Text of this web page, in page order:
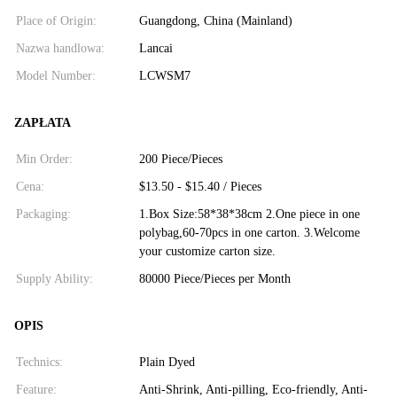
Place of Origin: Guangdong, China (Mainland)
Nazwa handlowa: Lancai
Model Number: LCWSM7
ZAPŁATA
Min Order: 200 Piece/Pieces
Cena: $13.50 - $15.40 / Pieces
Packaging:
1.Box Size:58*38*38cm 2.One piece in one
polybag,60-70pcs in one carton. 3.Welcome
your customize carton size.
Supply Ability: 80000 Piece/Pieces per Month
OPIS
Technics: Plain Dyed
Feature:
Anti-Shrink, Anti-pilling, Eco-friendly, Anti-